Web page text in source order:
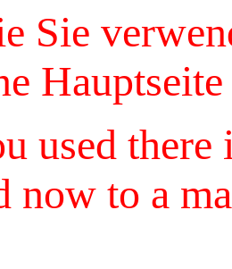
Sie
used there
now to a